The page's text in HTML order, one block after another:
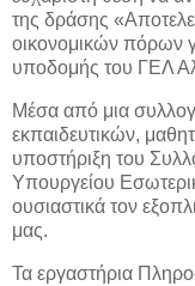
της δράσης
οικονομικών πόρων
υποδομής του ΓΕΛ
Μέσα από μια
εκπαιδευτικών,
υποστήριξη του
Υπουργείου
ουσιαστικά τον
μας.
Τα εργαστήρια